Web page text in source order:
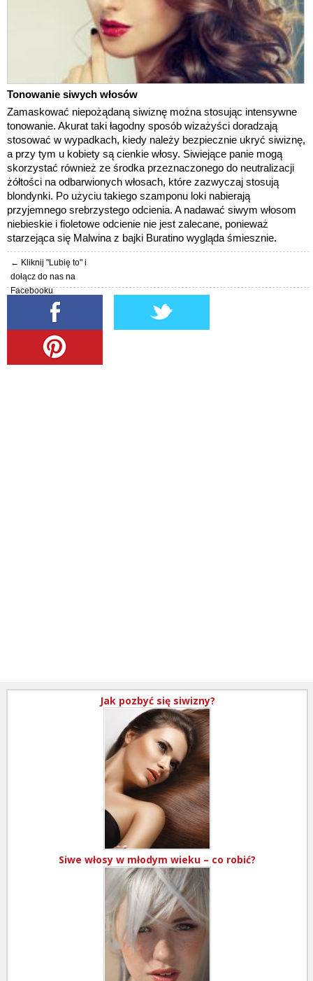
Tonowanie siwych włosów
Zamaskować niepożądaną siwiznę można stosując intensywne
tonowanie. Akurat taki łagodny sposób wizażyści doradzają
stosować w wypadkach, kiedy należy bezpiecznie ukryć siwiznę,
a przy tym u kobiety są cienkie włosy. Siwiejące panie mogą
skorzystać również ze środka przeznaczonego do neutralizacji
żółtości na odbarwionych włosach, które zazwyczaj stosują
blondynki. Po użyciu takiego szamponu loki nabierają
przyjemnego srebrzystego odcienia. A nadawać siwym włosom
niebieskie i fioletowe odcienie nie jest zalecane, ponieważ
starzejąca się Malwina z bajki Buratino wygląda śmiesznie.
← Kliknij "Lubię to" i
dołącz do nas na
Facebooku
Jak pozbyć się siwizny?
Siwe włosy w młodym wieku – co robić?